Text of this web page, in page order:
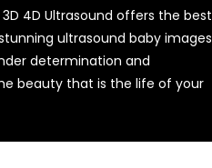
4D Ultrasound offers the best
ultrasound baby images
determination and
beauty that is the life of your